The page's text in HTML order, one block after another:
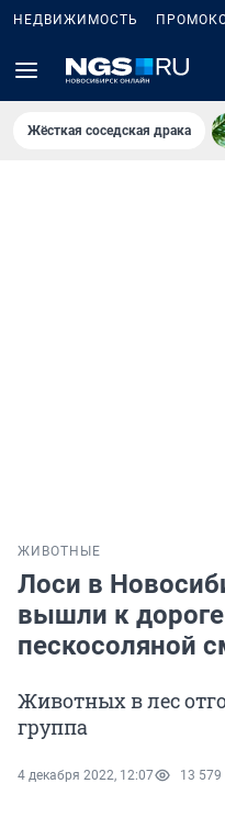
НЕДВИЖИМОСТЬ
Жёсткая соседская драка
ЖИВОТНЫЕ
Лоси в
вышли к дороге
пескосоляной
Животных в лес
группа
4 декабря 2022, 12:07 13 579